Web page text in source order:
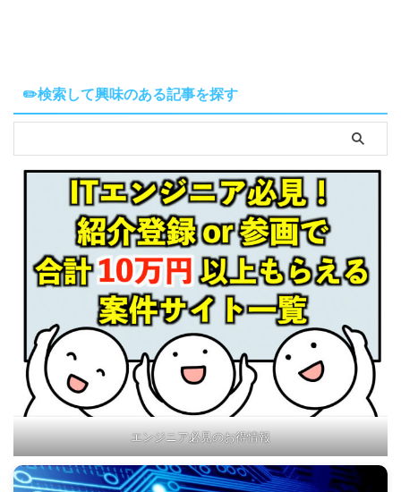
✏️検索して興味のある記事を探す
エンジニア必見のお得情報